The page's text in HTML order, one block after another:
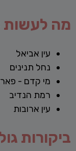
מה לעשות
עין אביאל
נחל תנינים
מי קדם -
רמת הנדיב
עין ארובות
ביקורות